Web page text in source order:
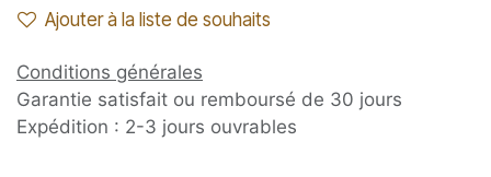
Ajouter à la liste de souhaits
Conditions générales
Garantie satisfait ou remboursé de 30 jours
Expédition : 2-3 jours ouvrables